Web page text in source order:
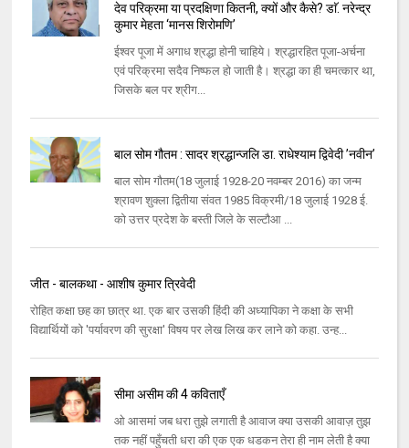
देव परिक्रमा या प्रदक्षिणा कितनी, क्यों और कैसे? डाॅ. नरेन्द्र
कुमार मेहता ‘मानस शिरोमणि’
ईश्वर पूजा में अगाध श्रद्धा होनी चाहिये। श्रद्धारहित पूजा-अर्चना
एवं परिक्रमा सदैव निष्फल हो जाती है। श्रद्धा का ही चमत्कार था,
जिसके बल पर श्रीग...
बाल सोम गौतम : सादर श्रद्धान्जलि डा. राधेश्याम द्विवेदी ’नवीन’
बाल सोम गौतम(18 जुलाई 1928-20 नवम्बर 2016) का जन्म
श्रावण शुक्ला द्वितीया संवत 1985 विक्रमी/18 जुलाई 1928 ई.
को उत्तर प्रदेश के बस्ती जिले के सल्टौआ ...
जीत - बालकथा - आशीष कुमार त्रिवेदी
रोहित कक्षा छह का छात्र था. एक बार उसकी हिंदी की अध्यापिका ने कक्षा के सभी
विद्यार्थियों को 'पर्यावरण की सुरक्षा' विषय पर लेख लिख कर लाने को कहा. उन्ह...
सीमा असीम की 4 कविताएँ
ओ आसमां जब धरा तुझे लगाती है आवाज क्या उसकी आवाज़ तुझ
तक नहीं पहुँचती धरा की एक एक धडकन तेरा ही नाम लेती है क्या